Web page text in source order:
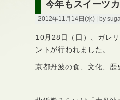
今年もスイーツ
2012年11月14日(水) | by
10月28日（日）、ガレ
ントが行われました。
京都丹波の食、文化、歴